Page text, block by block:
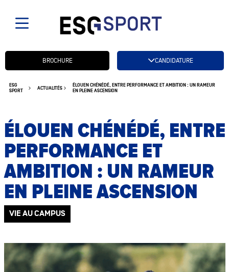
ESG
SPORT
ACTUALITÉS
ÉLOUEN CHÉNÉDÉ, ENTRE PERFORMANCE ET AMBITION : UN RAMEUR
EN PLEINE ASCENSION
ÉLOUEN CHÉNÉDÉ, ENTRE
PERFORMANCE ET
AMBITION : UN RAMEUR
EN PLEINE ASCENSION
VIE AU CAMPUS
CANDIDATURE
Candidatez btnBROCHURE